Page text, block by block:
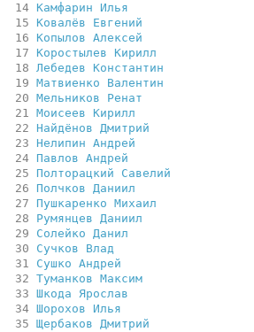
  14
Камфарин Илья
  15
Ковалёв Евгений
  16
Копылов Алексей
  17
Коростылев Кирилл
  18
Лебедев Константин
  19
Матвиенко Валентин
  20
Мельников Ренат
  21
Моисеев Кирилл
  22
Найдёнов Дмитрий
  23
Нелипин Андрей
  24
Павлов Андрей
  25
Полторацкий Савелий
  26
Полчков Даниил
  27
Пушкаренко Михаил
  28
Румянцев Даниил
  29
Солейко Данил
  30
Сучков Влад
  31
Сушко Андрей
  32
Туманков Максим
  33
Шкода Ярослав
  34
Шорохов Илья
  35
Щербаков Дмитрий